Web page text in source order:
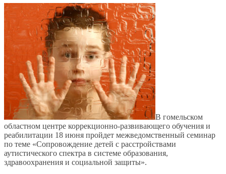
В гомельском
областном центре коррекционно-развивающего обучения и
реабилитации 18 июня пройдет межведомственный семинар
по теме «Сопровождение детей с расстройствами
аутистического спектра в системе образования,
здравоохранения и социальной защиты».